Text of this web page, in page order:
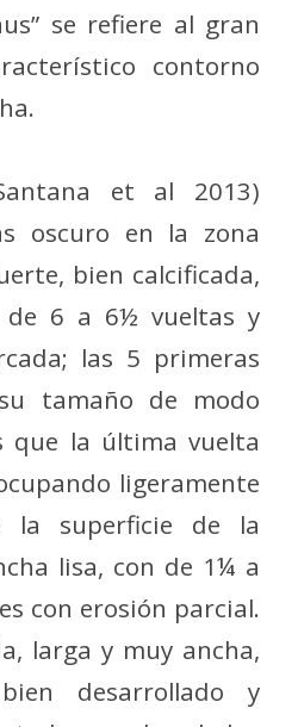
se refiere al gran
contorno
et al 2013)
oscuro en la zona
bien calcificada,
de 6 a 6½ vueltas y
las 5 primeras
tamaño de modo
que la última vuelta
ligeramente
superficie de la
lisa, con de 1¼ a
con erosión parcial.
larga y muy ancha,
desarrollado y